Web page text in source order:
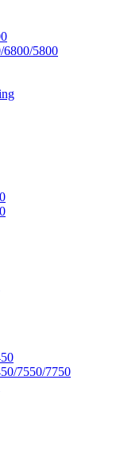
6800/5800
7550/7750